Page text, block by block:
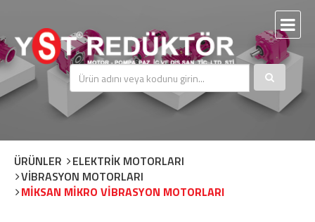
ÜRÜNLER
ELEKTRİK MOTORLARI
VİBRASYON MOTORLARI
MİKSAN MİKRO VİBRASYON MOTORLARI